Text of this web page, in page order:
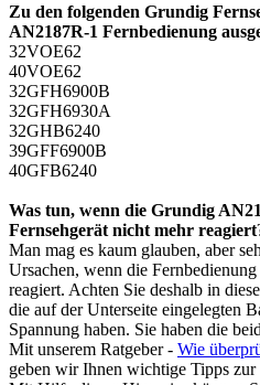
Zu den folgenden Grundig
AN2187R-1 Fernbedienung
32VOE62
40VOE62
32GFH6900B
32GFH6930A
32GHB6240
39GFF6900B
40GFB6240
Was tun, wenn die Grundig
Fernsehgerät nicht mehr reagiert
Man mag es kaum glauben, aber
Ursachen, wenn die
reagiert. Achten Sie deshalb in
die auf der Unterseite eingelegten
Spannung haben. Sie haben die
Mit unserem Ratgeber - Wie
geben wir Ihnen wichtige Tipps